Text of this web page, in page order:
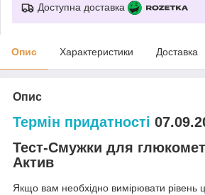
Доступна доставка
Опис Характеристики Доставка
Опис
Термін придатності
Тест-Смужки для
Актив
Якщо вам необхідно вимірювати рівень